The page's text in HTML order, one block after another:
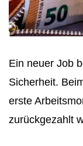
Ein neuer Job
Sicherheit.
erste
zurückgezahlt